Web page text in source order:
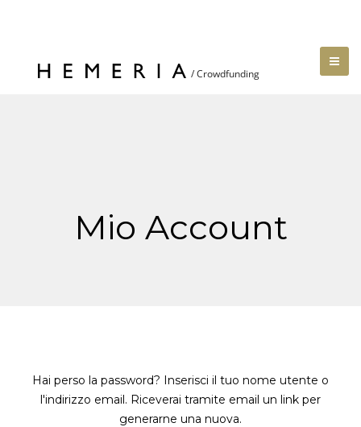
Mio Account
Hai perso la password? Inserisci il tuo nome utente o
l'indirizzo email. Riceverai tramite email un link per
generarne una nuova.